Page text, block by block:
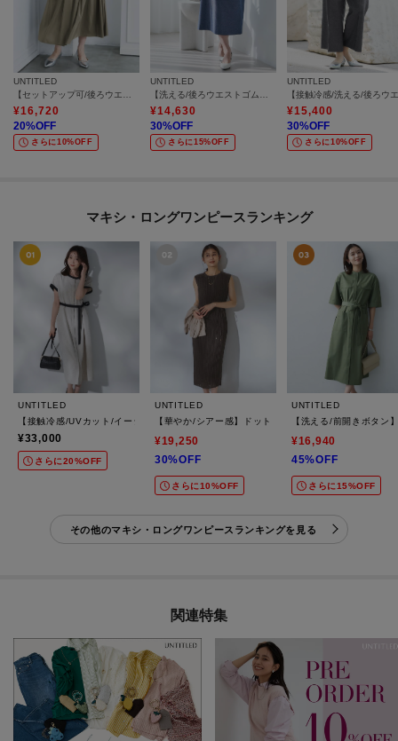
UNTITLED
【セットアップ可/後ろウエストゴム/光沢感】ローンフレアスカート
¥16,720
20%OFF
さらに10%OFF
UNTITLED
【洗える/後ろウエストゴム】オックスアイラインスカート
¥14,630
30%OFF
さらに15%OFF
UNTITLED
¥15,400
30%OFF
さらに10%OFF
マキシ・ロングワンピースランキング
UNTITLED
【接触冷感/UVカット/イージーケア】配色ラインワンピース
¥33,000
さらに20%OFF
UNTITLED
【華やか/シアー感】ドットジャガードワンピース
¥19,250
30%OFF
さらに10%OFF
UNTITLED
【洗える/前開きボタン
¥16,940
45%OFF
さらに15%OFF
その他のマキシ・ロングワンピースランキングを見る
関連特集